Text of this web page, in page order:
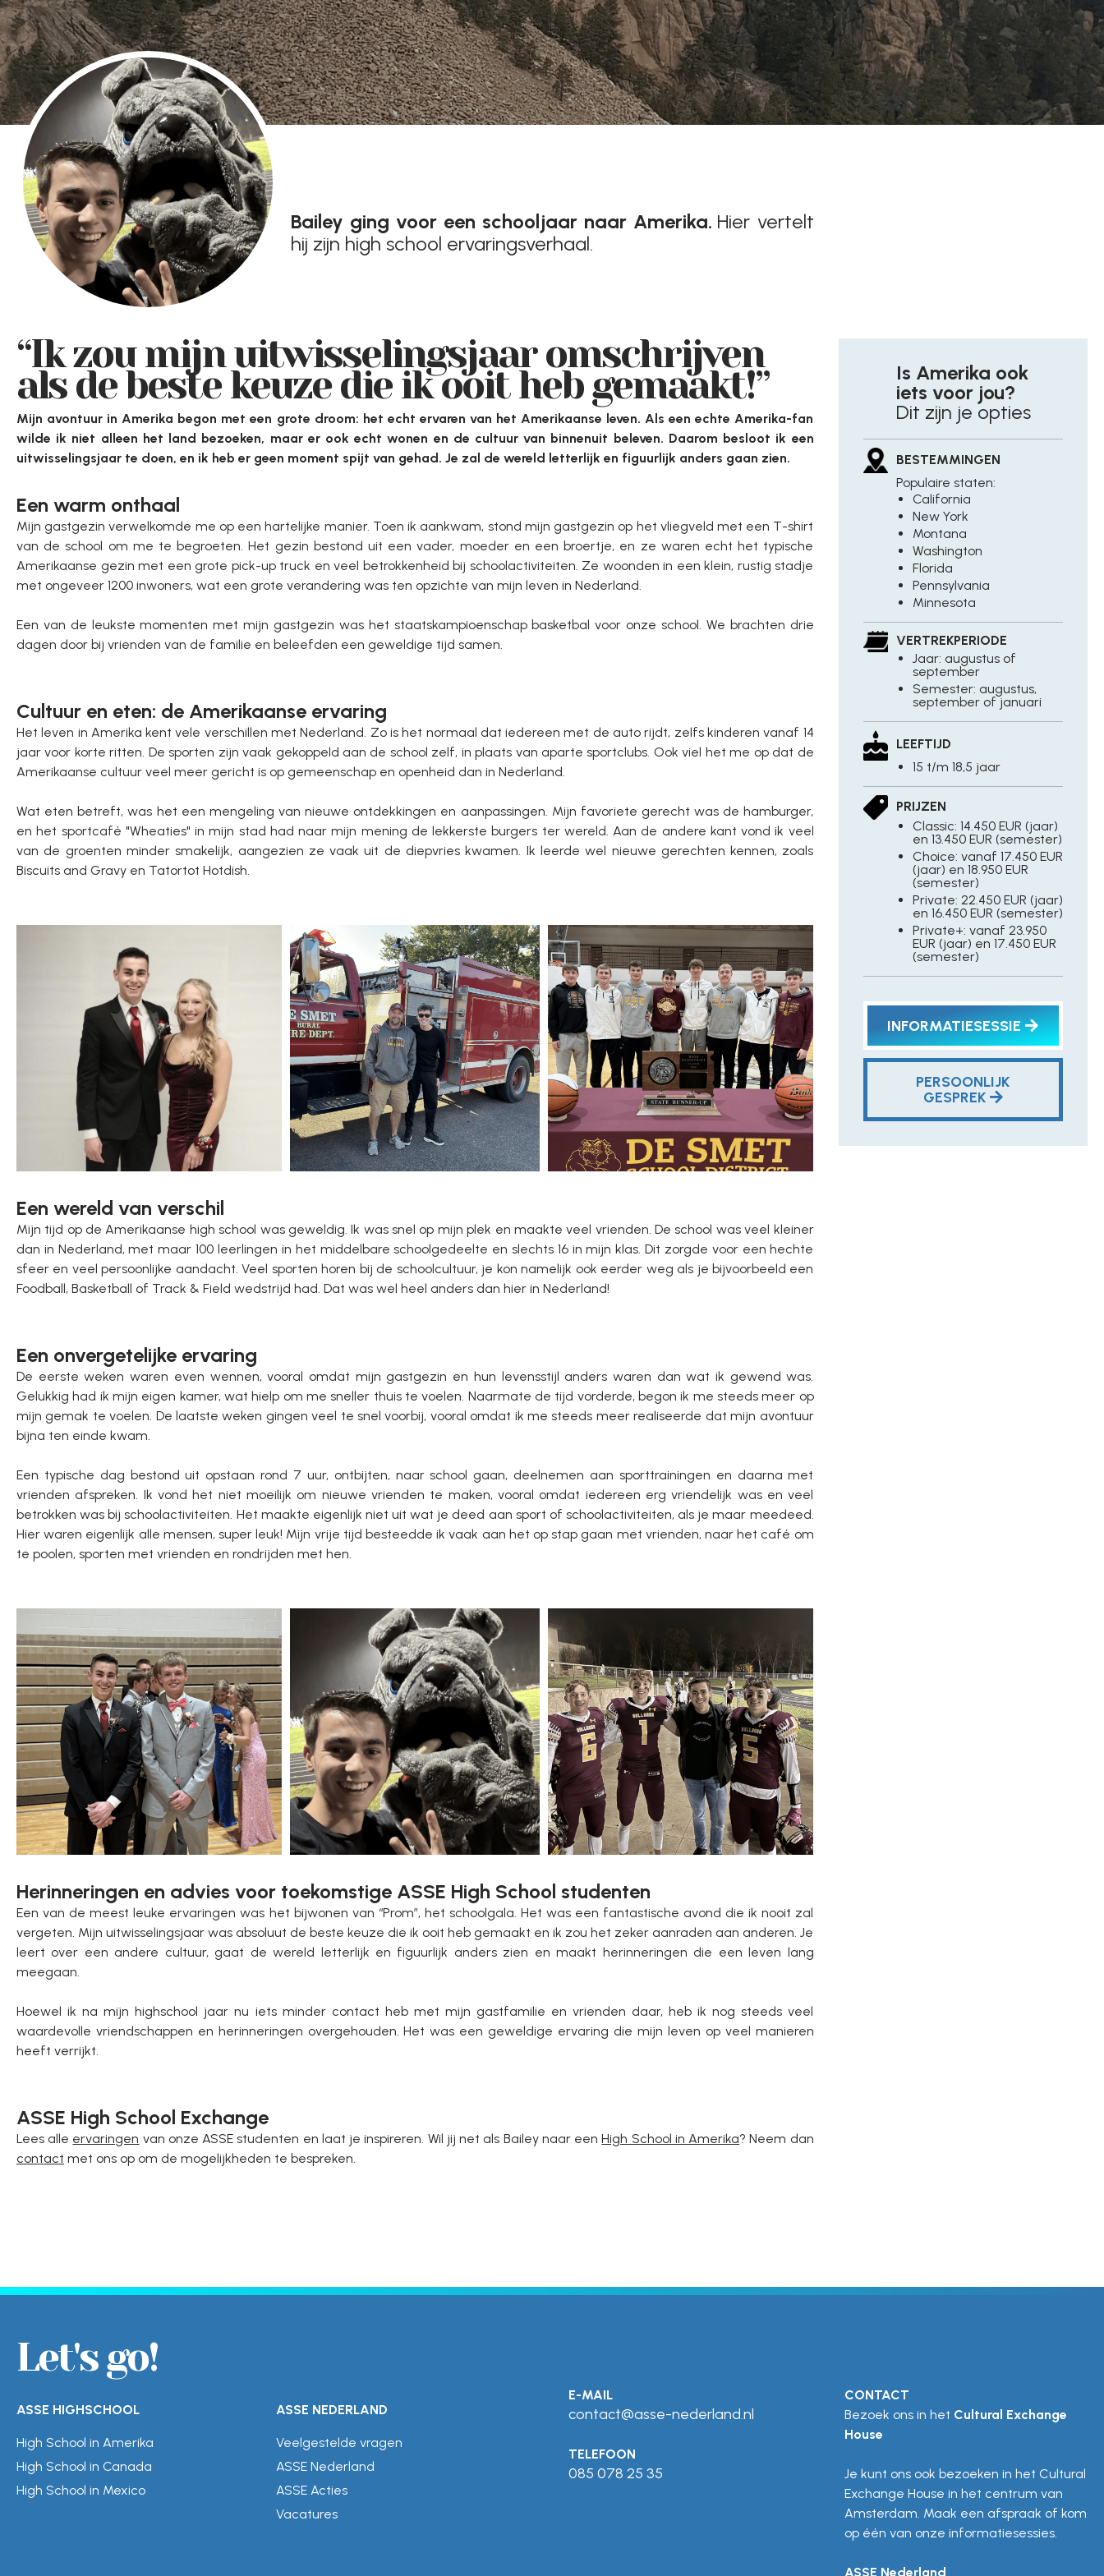
Bailey ging voor een schooljaar naar Amerika. Hier vertelt
hij zijn high school ervaringsverhaal.
“Ik zou mijn uitwisselingsjaar omschrijven
als de beste keuze die ik ooit heb gemaakt!”
Mijn avontuur in Amerika begon met een grote droom: het echt ervaren van het Amerikaanse leven. Als een echte Amerika-fan
wilde ik niet alleen het land bezoeken, maar er ook echt wonen en de cultuur van binnenuit beleven. Daarom besloot ik een
uitwisselingsjaar te doen, en ik heb er geen moment spijt van gehad. Je zal de wereld letterlijk en figuurlijk anders gaan zien.
Een warm onthaal
Mijn gastgezin verwelkomde me op een hartelijke manier. Toen ik aankwam, stond mijn gastgezin op het vliegveld met een T-shirt
van de school om me te begroeten. Het gezin bestond uit een vader, moeder en een broertje, en ze waren echt het typische
Amerikaanse gezin met een grote pick-up truck en veel betrokkenheid bij schoolactiviteiten. Ze woonden in een klein, rustig stadje
met ongeveer 1200 inwoners, wat een grote verandering was ten opzichte van mijn leven in Nederland.
Een van de leukste momenten met mijn gastgezin was het staatskampioenschap basketbal voor onze school. We brachten drie
dagen door bij vrienden van de familie en beleefden een geweldige tijd samen.
Cultuur en eten: de Amerikaanse ervaring
Het leven in Amerika kent vele verschillen met Nederland. Zo is het normaal dat iedereen met de auto rijdt, zelfs kinderen vanaf 14
jaar voor korte ritten. De sporten zijn vaak gekoppeld aan de school zelf, in plaats van aparte sportclubs. Ook viel het me op dat de
Amerikaanse cultuur veel meer gericht is op gemeenschap en openheid dan in Nederland.
Wat eten betreft, was het een mengeling van nieuwe ontdekkingen en aanpassingen. Mijn favoriete gerecht was de hamburger,
en het sportcafé "Wheaties" in mijn stad had naar mijn mening de lekkerste burgers ter wereld. Aan de andere kant vond ik veel
van de groenten minder smakelijk, aangezien ze vaak uit de diepvries kwamen. Ik leerde wel nieuwe gerechten kennen, zoals
Biscuits and Gravy en Tatortot Hotdish.
Een wereld van verschil
Mijn tijd op de Amerikaanse high school was geweldig. Ik was snel op mijn plek en maakte veel vrienden. De school was veel kleiner
dan in Nederland, met maar 100 leerlingen in het middelbare schoolgedeelte en slechts 16 in mijn klas. Dit zorgde voor een hechte
sfeer en veel persoonlijke aandacht. Veel sporten horen bij de schoolcultuur, je kon namelijk ook eerder weg als je bijvoorbeeld een
Foodball, Basketball of Track & Field wedstrijd had. Dat was wel heel anders dan hier in Nederland!
Een onvergetelijke ervaring
De eerste weken waren even wennen, vooral omdat mijn gastgezin en hun levensstijl anders waren dan wat ik gewend was.
Gelukkig had ik mijn eigen kamer, wat hielp om me sneller thuis te voelen. Naarmate de tijd vorderde, begon ik me steeds meer op
mijn gemak te voelen. De laatste weken gingen veel te snel voorbij, vooral omdat ik me steeds meer realiseerde dat mijn avontuur
bijna ten einde kwam.
Een typische dag bestond uit opstaan rond 7 uur, ontbijten, naar school gaan, deelnemen aan sporttrainingen en daarna met
vrienden afspreken. Ik vond het niet moeilijk om nieuwe vrienden te maken, vooral omdat iedereen erg vriendelijk was en veel
betrokken was bij schoolactiviteiten. Het maakte eigenlijk niet uit wat je deed aan sport of schoolactiviteiten, als je maar meedeed.
Hier waren eigenlijk alle mensen, super leuk! Mijn vrije tijd besteedde ik vaak aan het op stap gaan met vrienden, naar het café om
te poolen, sporten met vrienden en rondrijden met hen.
Herinneringen en advies voor toekomstige ASSE High School studenten
Een van de meest leuke ervaringen was het bijwonen van “Prom”, het schoolgala. Het was een fantastische avond die ik nooit zal
vergeten. Mijn uitwisselingsjaar was absoluut de beste keuze die ik ooit heb gemaakt en ik zou het zeker aanraden aan anderen. Je
leert over een andere cultuur, gaat de wereld letterlijk en figuurlijk anders zien en maakt herinneringen die een leven lang
meegaan.
Hoewel ik na mijn highschool jaar nu iets minder contact heb met mijn gastfamilie en vrienden daar, heb ik nog steeds veel
waardevolle vriendschappen en herinneringen overgehouden. Het was een geweldige ervaring die mijn leven op veel manieren
heeft verrijkt.
ASSE High School Exchange
Lees alle ervaringen van onze ASSE studenten en laat je inspireren. Wil jij net als Bailey naar eenHigh School in Amerika? Neem dan
contact met ons op om de mogelijkheden te bespreken.
Is Amerika ook
iets voor jou?
Dit zijn je opties
BESTEMMINGEN
Populaire staten:
California
New York
Montana
Washington
Florida
Pennsylvania
Minnesota
VERTREKPERIODE
Jaar: augustus of
september
Semester: augustus,
september of januari
LEEFTIJD
15 t/m 18,5 jaar
PRIJZEN
Classic: 14.450 EUR (jaar)
en 13.450 EUR (semester)
Choice: vanaf 17.450 EUR
(jaar) en 18.950 EUR
(semester)
Private: 22.450 EUR (jaar)
en 16.450 EUR (semester)
Private+: vanaf 23.950
EUR (jaar) en 17.450 EUR
(semester)
INFORMATIESESSIE
PERSOONLIJK
GESPREK
Let's go!
ASSE HIGHSCHOOL
High School in Amerika
High School in Canada
High School in Mexico
ASSE NEDERLAND
Veelgestelde vragen
ASSE Nederland
ASSE Acties
Vacatures
E-MAIL
contact@asse-nederland.nl
TELEFOON
085 078 25 35
CONTACT
Bezoek ons in het Cultural Exchange
House
Je kunt ons ook bezoeken in het Cultural
Exchange House in het centrum van
Amsterdam. Maak een afspraak of kom
op één van onze informatiesessies.
ASSE Nederland